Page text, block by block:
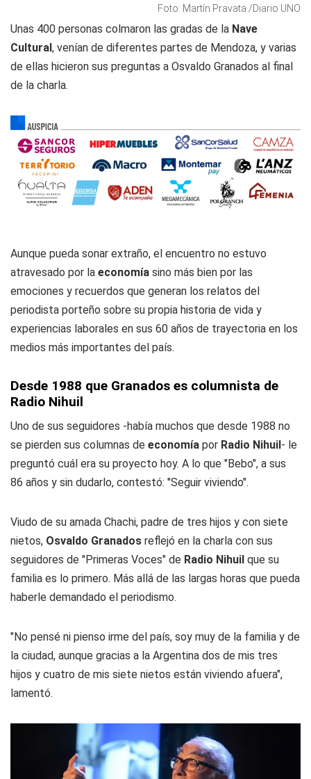
Foto: Martín Pravata /Diario UNO
Unas 400 personas colmaron las gradas de la Nave
Cultural, venían de diferentes partes de Mendoza, y varias
de ellas hicieron sus preguntas a Osvaldo Granados al final
de la charla.
Aunque pueda sonar extraño, el encuentro no estuvo
atravesado por la economía sino más bien por las
emociones y recuerdos que generan los relatos del
periodista porteño sobre su propia historia de vida y
experiencias laborales en sus 60 años de trayectoria en los
medios más importantes del país.
Desde 1988 que Granados es columnista de
Radio Nihuil
Uno de sus seguidores -había muchos que desde 1988 no
se pierden sus columnas de economía por Radio Nihuil - le
preguntó cuál era su proyecto hoy. A lo que "Bebo", a sus
86 años y sin dudarlo, contestó: "Seguir viviendo".
Viudo de su amada Chachi, padre de tres hijos y con siete
nietos, Osvaldo Granados reflejó en la charla con sus
seguidores de "Primeras Voces" de Radio Nihuil que su
familia es lo primero. Más allá de las largas horas que pueda
haberle demandado el periodismo.
"No pensé ni pienso irme del país, soy muy de la familia y de
la ciudad, aunque gracias a la Argentina dos de mis tres
hijos y cuatro de mis siete nietos están viviendo afuera",
lamentó.